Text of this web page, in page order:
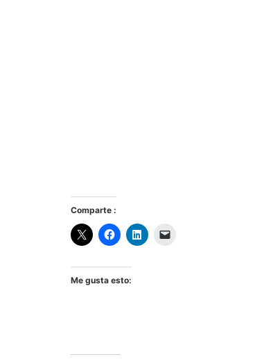
Comparte :
Me gusta esto: